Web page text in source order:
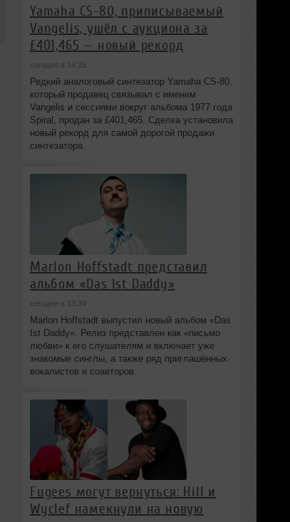
Yamaha CS-80, приписываемый
Vangelis, ушёл с аукциона за
£401,465 — новый рекорд
сегодня в 14:35
Редкий аналоговый синтезатор Yamaha CS-80,
который продавец связывал с именем
Vangelis и сессиями вокруг альбома 1977 года
Spiral, продан за £401,465. Сделка установила
новый рекорд для самой дорогой продажи
синтезатора.
Marlon Hoffstadt представил
альбом «Das Ist Daddy»
сегодня в 13:34
Marlon Hoffstadt выпустил новый альбом «Das
Ist Daddy». Релиз представлен как «письмо
любви» к его слушателям и включает уже
знакомые синглы, а также ряд приглашённых
вокалистов и соавторов.
Fugees могут вернуться: Hill и
Wyclef намекнули на новую